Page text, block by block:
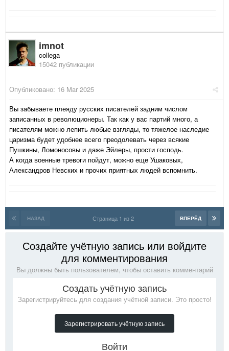
imnot
collega
15042 публикации
Опубликовано: 16 Mar 2025
Вы забываете плеяду русских писателей задним числом
записанных в революционеры. Так как у вас партий много, а
писателям можно лепить любые взгляды, то тяжелое наследие
царизма будет удобнее всего преодолевать через всякие
Пушкины, Ломоносовы и даже Эйлеры, прости господь.
А когда военные тревоги пойдут, можно еще Ушаковых,
Александров Невских и прочих приятных людей вспомнить.
НАЗАД ВПЕРЁД
Страница 1 из 2
Создайте учётную запись или войдите
для комментирования
Вы должны быть пользователем, чтобы оставить комментарий
Создать учётную запись
Зарегистрируйтесь для создания учётной записи. Это просто!
Зарегистрировать учётную запись
Войти